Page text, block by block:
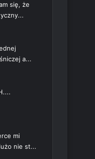
się, że
a...
mi
nie st...